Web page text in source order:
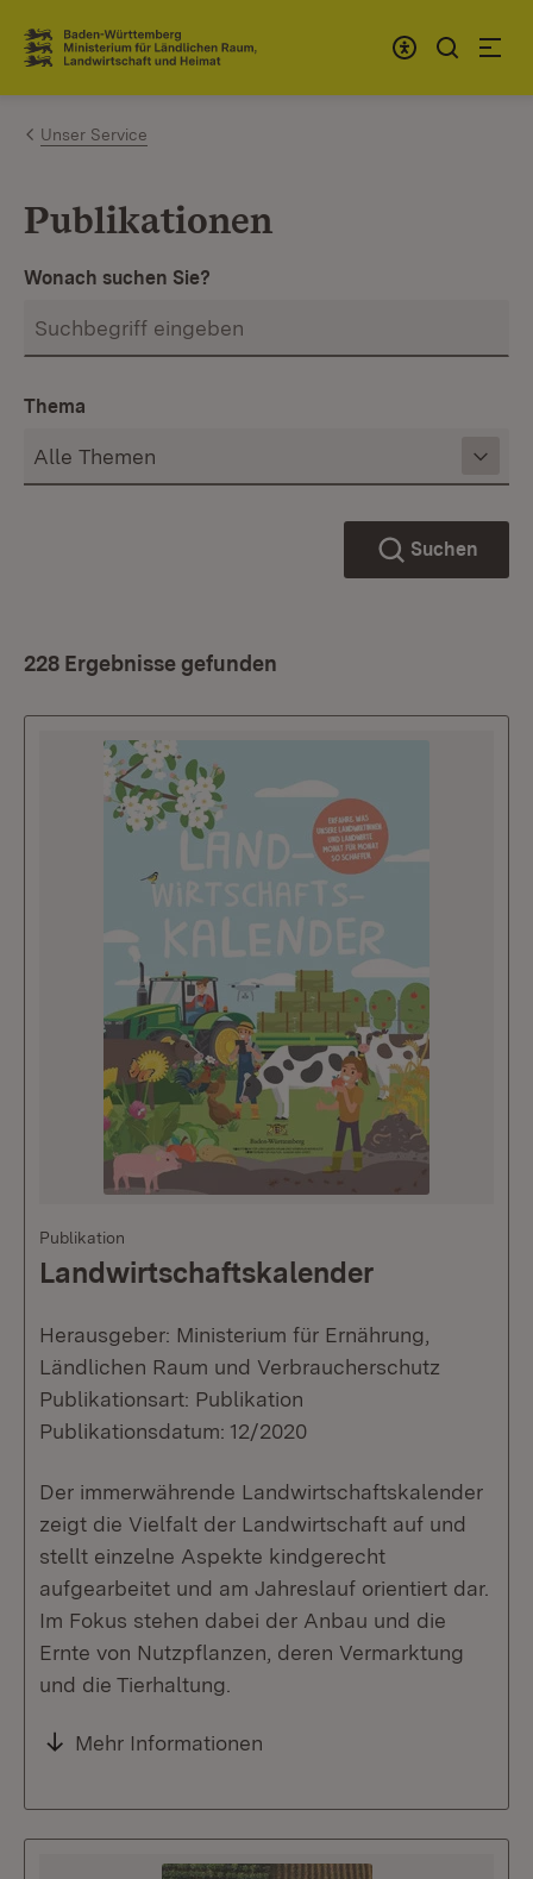
Zum Inhalt springen
Link zur Startseite
Unser Service
Publikationen
Wonach suchen Sie?
Thema
Suchen
228 Ergebnisse gefunden
Publikation
Landwirtschaftskalender
Herausgeber: Ministerium für Ernährung,
Ländlichen Raum und Verbraucherschutz
Publikationsart: Publikation
Publikationsdatum: 12/2020
Der immerwährende Landwirtschaftskalender
zeigt die Vielfalt der Landwirtschaft auf und
stellt einzelne Aspekte kindgerecht
aufgearbeitet und am Jahreslauf orientiert dar.
Im Fokus stehen dabei der Anbau und die
Ernte von Nutzpflanzen, deren Vermarktung
und die Tierhaltung.
Mehr Informationen